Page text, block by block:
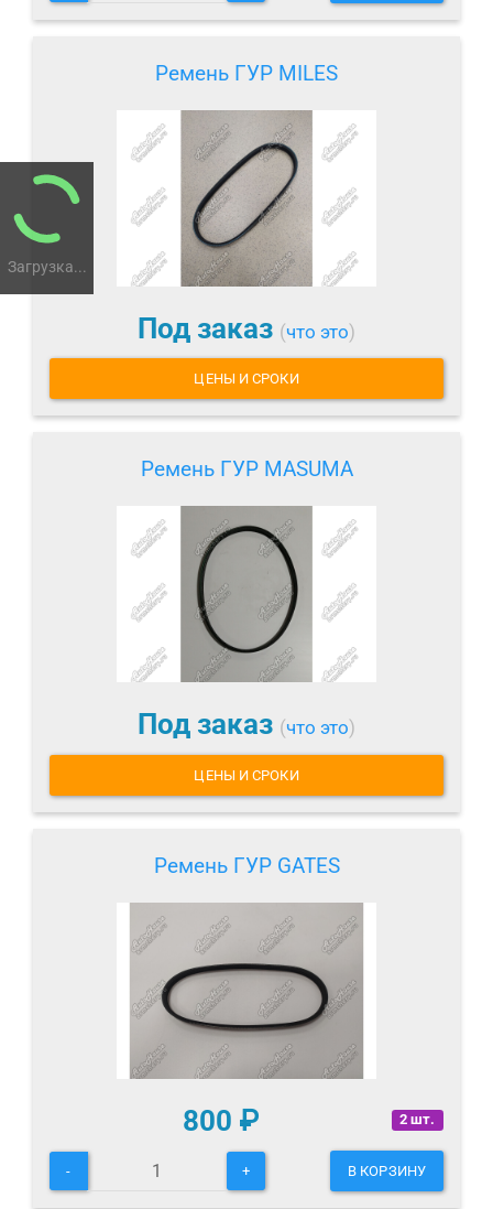
Загрузка...
Ремень ГУР MILES
Под заказ (что это)
ЦЕНЫ И СРОКИ
Ремень ГУР MASUMA
Под заказ (что это)
ЦЕНЫ И СРОКИ
Ремень ГУР GATES
2 шт.
800 ₽
- + В КОРЗИНУ